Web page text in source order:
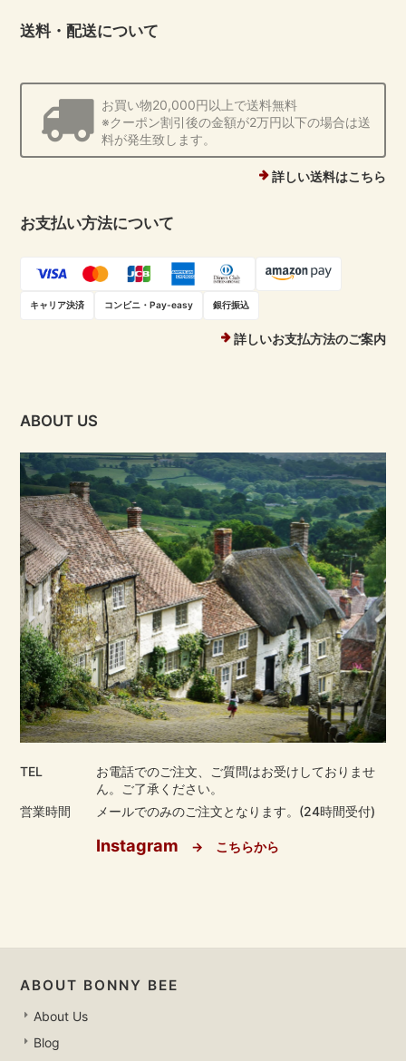
送料・配送について
お買い物20,000円以上で送料無料
※クーポン割引後の金額が2万円以下の場合は送
料が発生致します。
詳しい送料はこちら
お支払い方法について
キャリア決済 コンビニ・Pay-easy 銀行振込
詳しいお支払方法のご案内
ABOUT US
TEL
お電話でのご注文、ご質問はお受けしておりませ
ん。ご了承ください。
営業時間
メールでのみのご注文となります。(24時間受付)
Instagram → こちらから
ABOUT BONNY BEE
About Us
Blog